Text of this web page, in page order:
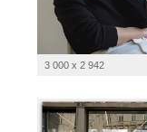
3 000 x 2 942